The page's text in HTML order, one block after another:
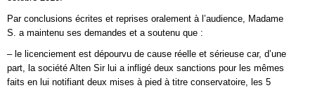
Par conclusions écrites et reprises oralement à l’audience, Madame
S. a maintenu ses demandes et a soutenu que :
– le licenciement est dépourvu de cause réelle et sérieuse car, d’une
part, la société Alten Sir lui a infligé deux sanctions pour les mêmes
faits en lui notifiant deux mises à pied à titre conservatoire, les 5